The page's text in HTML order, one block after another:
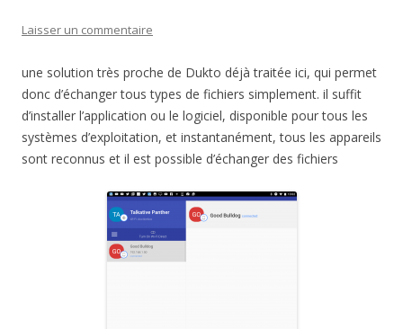
Laisser un commentaire
une solution très proche de Dukto déjà traitée ici, qui permet
donc d’échanger tous types de fichiers simplement. il suffit
d’installer l’application ou le logiciel, disponible pour tous les
systèmes d’exploitation, et instantanément, tous les appareils
sont reconnus et il est possible d’échanger des fichiers